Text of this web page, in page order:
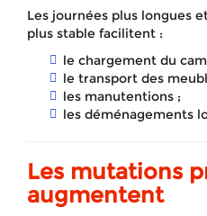
Les journées plus longues
plus stable facilitent :
le chargement du
le transport des
les manutentions ;
les déménagements
Les mutations
augmentent